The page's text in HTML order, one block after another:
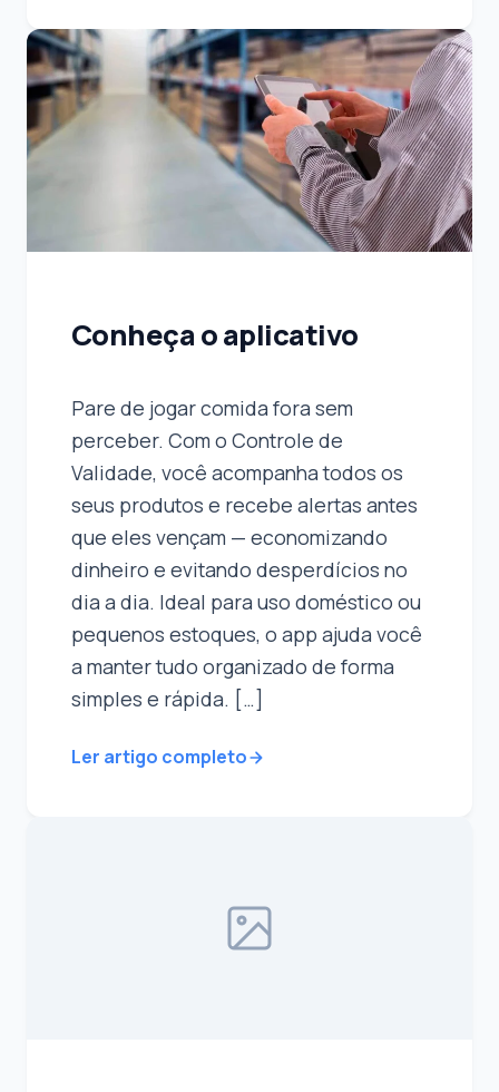
Conheça o aplicativo
Pare de jogar comida fora sem
perceber. Com o Controle de
Validade, você acompanha todos os
seus produtos e recebe alertas antes
que eles vençam — economizando
dinheiro e evitando desperdícios no
dia a dia. Ideal para uso doméstico ou
pequenos estoques, o app ajuda você
a manter tudo organizado de forma
simples e rápida. […]
Ler artigo completo